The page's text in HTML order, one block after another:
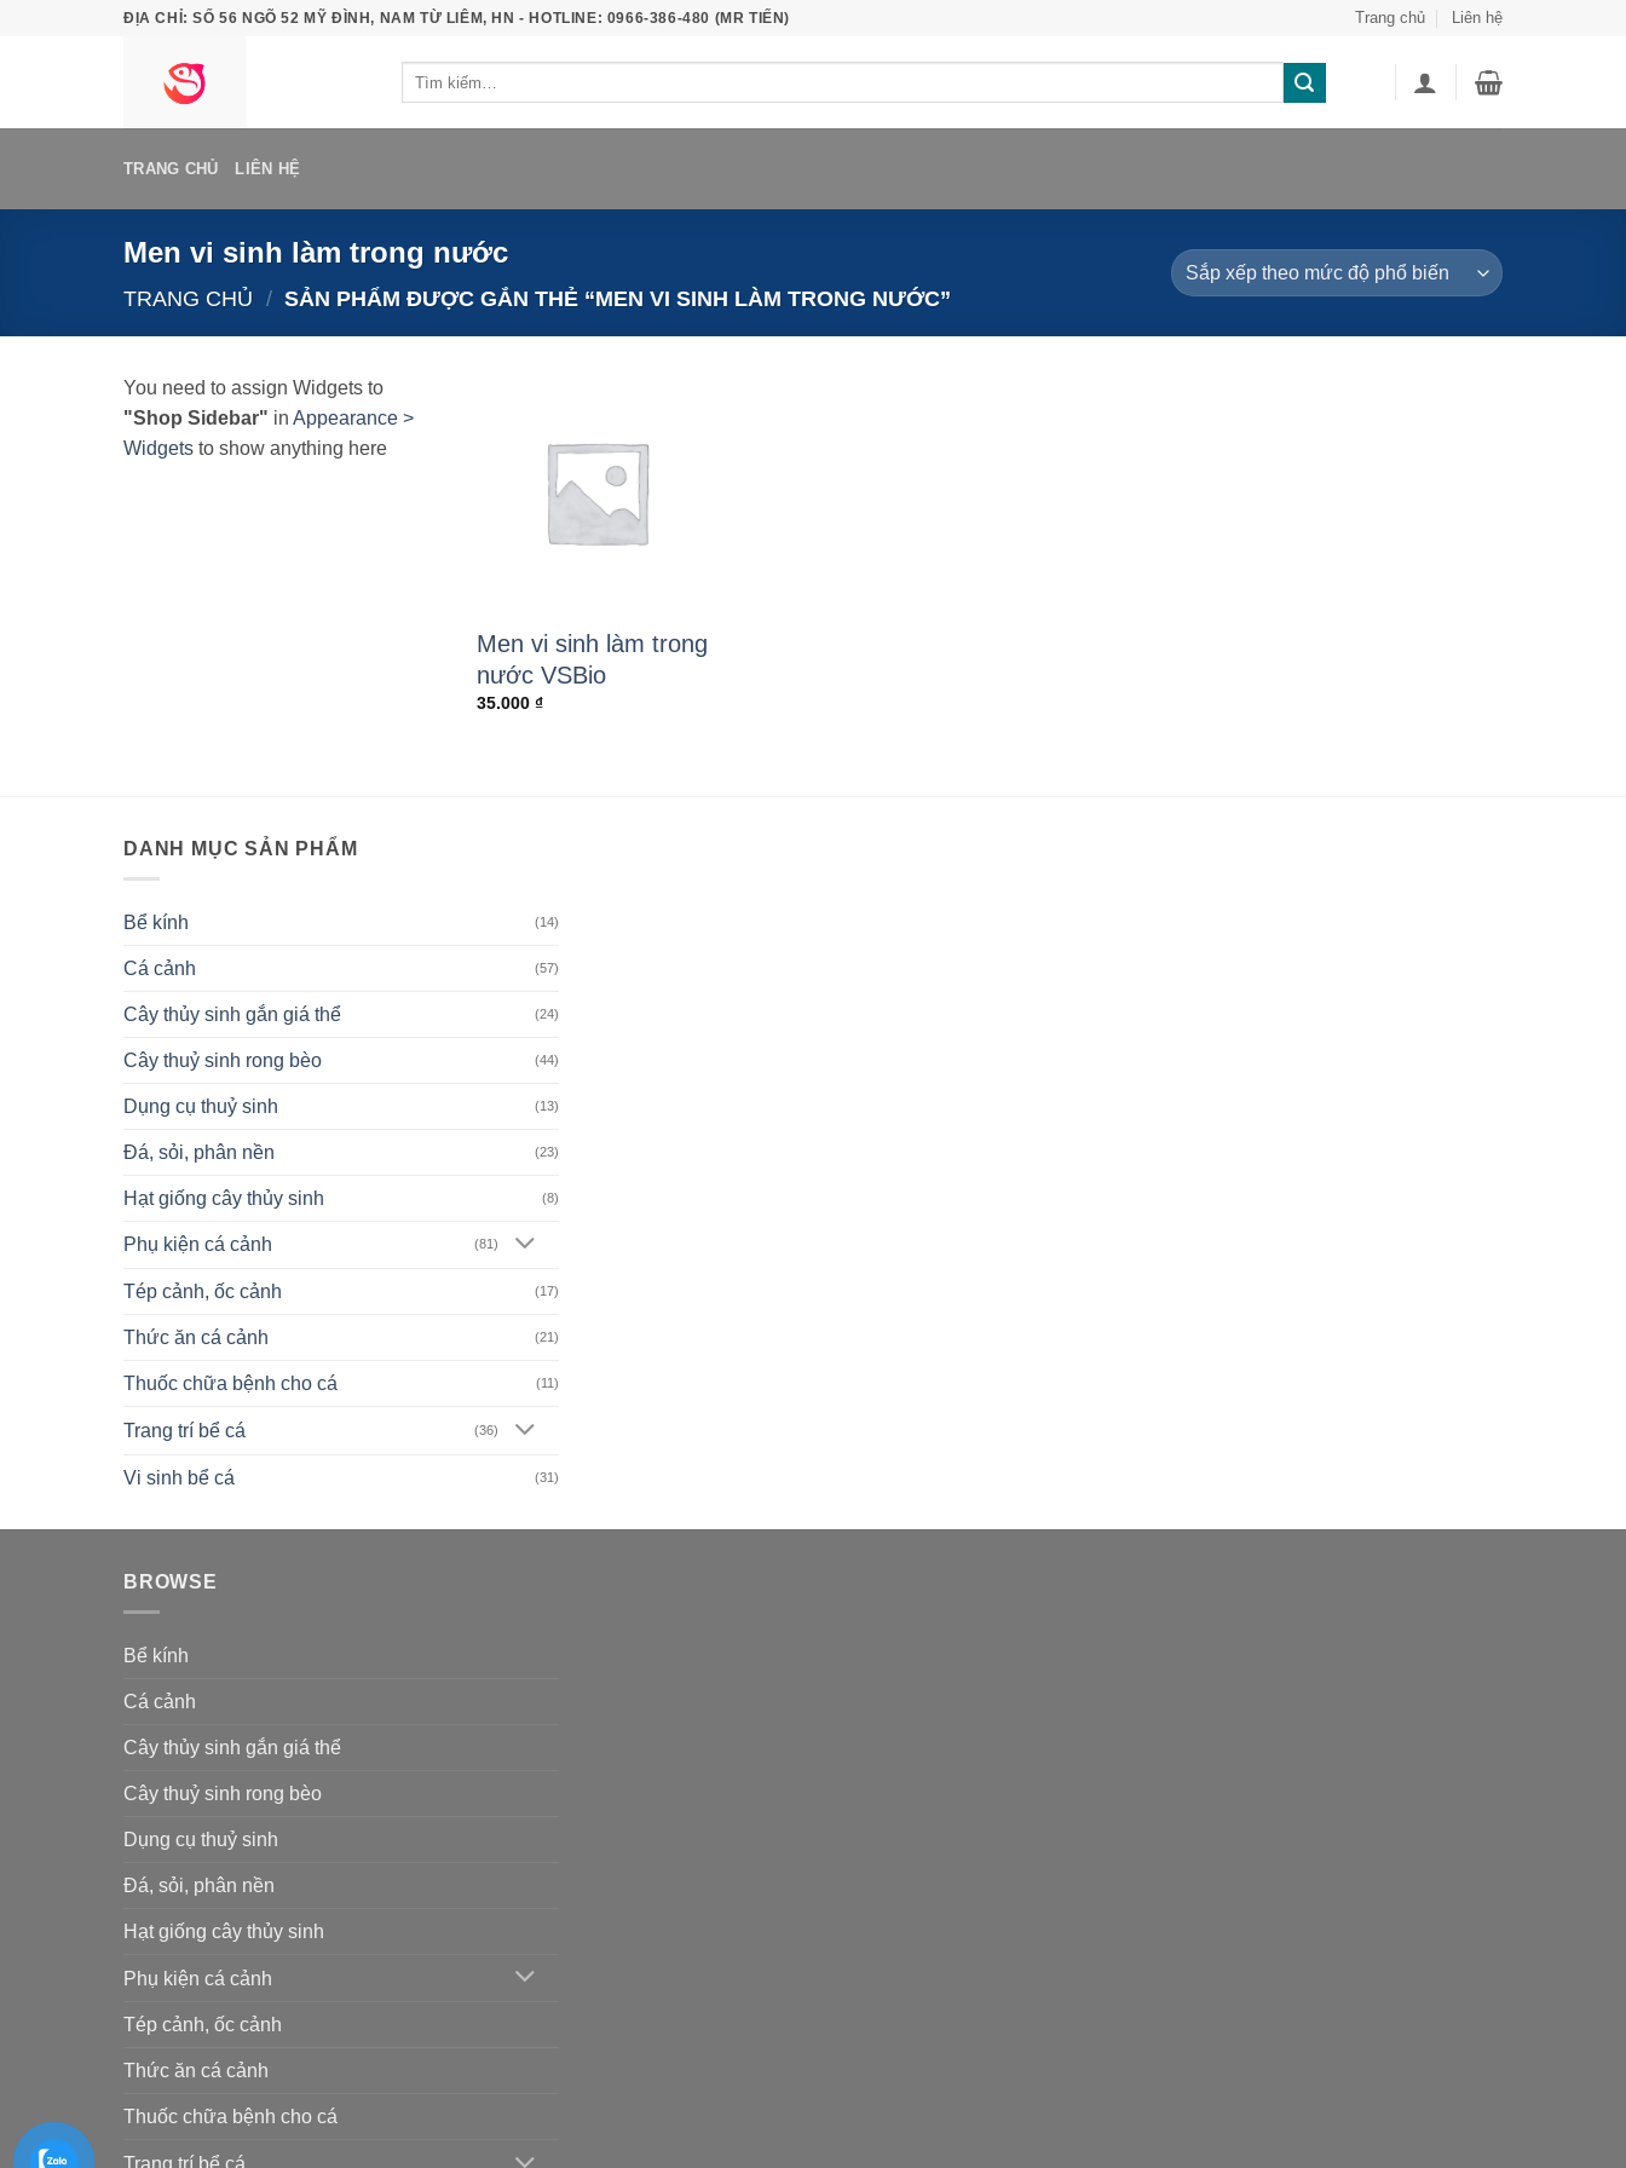
ĐỊA CHỈ: SỐ 56 NGÕ 52 MỸ ĐÌNH, NAM TỪ LIÊM, HN - HOTLINE: 0966-386-480 (MR TIẾN) Trang chủ Liên hệ
TRANG CHỦ LIÊN HỆ
Men vi sinh làm trong nước
TRANG CHỦ / SẢN PHẨM ĐƯỢC GẮN THẺ “MEN VI SINH LÀM TRONG NƯỚC”
You need to assign Widgets to
"Shop Sidebar" in Appearance >
Widgets to show anything here
Men vi sinh làm trong
nước VSBio
35.000₫
DANH MỤC SẢN PHẨM
Bể kính (14)
Cá cảnh (57)
Cây thủy sinh gắn giá thể (24)
Cây thuỷ sinh rong bèo (44)
Dụng cụ thuỷ sinh (13)
Đá, sỏi, phân nền (23)
Hạt giống cây thủy sinh (8)
Phụ kiện cá cảnh (81)
Tép cảnh, ốc cảnh (17)
Thức ăn cá cảnh (21)
Thuốc chữa bệnh cho cá (11)
Trang trí bể cá (36)
Vi sinh bể cá (31)
BROWSE
Bể kính
Cá cảnh
Cây thủy sinh gắn giá thể
Cây thuỷ sinh rong bèo
Dụng cụ thuỷ sinh
Đá, sỏi, phân nền
Hạt giống cây thủy sinh
Phụ kiện cá cảnh
Tép cảnh, ốc cảnh
Thức ăn cá cảnh
Thuốc chữa bệnh cho cá